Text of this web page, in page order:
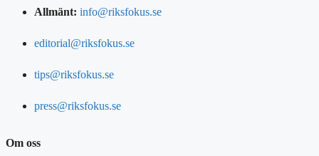
Allmänt: info@riksfokus.se
editorial@riksfokus.se
tips@riksfokus.se
press@riksfokus.se
Om oss